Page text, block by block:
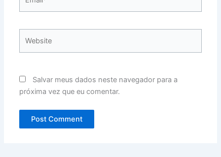
Salvar meus dados neste navegador para a
próxima vez que eu comentar.